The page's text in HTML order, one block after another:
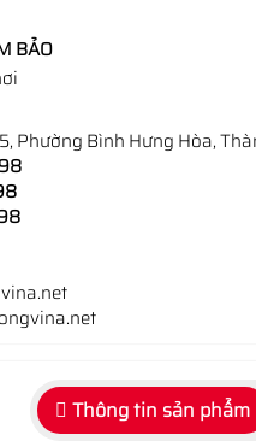
BẢO
Phường Bình Hưng Hòa,
Thông tin sản phẩm